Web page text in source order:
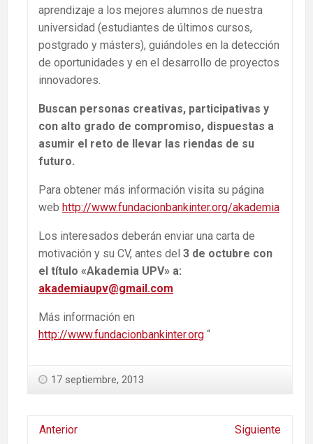
aprendizaje a los mejores alumnos de nuestra
universidad (estudiantes de últimos cursos,
postgrado y másters), guiándoles en la detección
de oportunidades y en el desarrollo de proyectos
innovadores.
Buscan personas creativas, participativas y
con alto grado de compromiso, dispuestas a
asumir el reto de llevar las riendas de su
futuro.
Para obtener más información visita su página
web http://www.fundacionbankinter.org/akademia
Los interesados deberán enviar una carta de
motivación y su CV, antes del 3 de octubre con
el título «Akademia UPV» a:
akademiaupv@gmail.com
Más información en
http://www.fundacionbankinter.org “
17 septiembre, 2013
Anterior Siguiente